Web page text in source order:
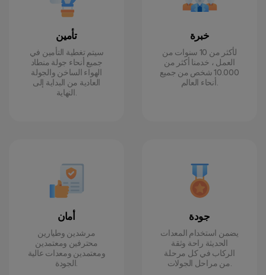
تأمين
سيتم تغطية التأمين في
جميع أنحاء جولة منطاد
الهواء الساخن والجولة
العادية من البداية إلى
النهاية.
خبرة
لأكثر من 10 سنوات من
العمل ، خدمنا أكثر من
10.000 شخص من جميع
أنحاء العالم.
أمان
مرشدين وطيارين
محترفين ومعتمدين
ومعتمدين ومعدات عالية
الجودة.
جودة
يضمن استخدام المعدات
الحديثة راحة وثقة
الركاب في كل مرحلة
من مراحل الجولات.